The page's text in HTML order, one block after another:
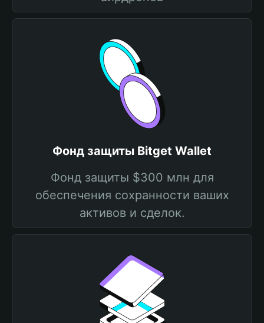
Фонд защиты Bitget Wallet
Фонд защиты $300 млн для
обеспечения сохранности ваших
активов и сделок.